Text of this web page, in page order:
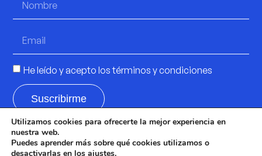
He leído y acepto lostérminos y condiciones
Suscribirme
© 2025 El Campito – Salvando Peludos |
Utilizamos cookies para ofrecerte la mejor experiencia en
nuestra web.
Puedes aprender más sobre qué cookies utilizamos o
desactivarlas en los ajustes.